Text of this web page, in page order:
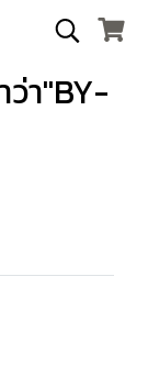
า"BY-